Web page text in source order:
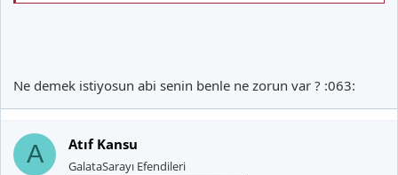
Sınıf 9
Ne demek istiyosun abi senin benle ne zorun var ? :063:
A Atıf Kansu
GalataSarayı Efendileri